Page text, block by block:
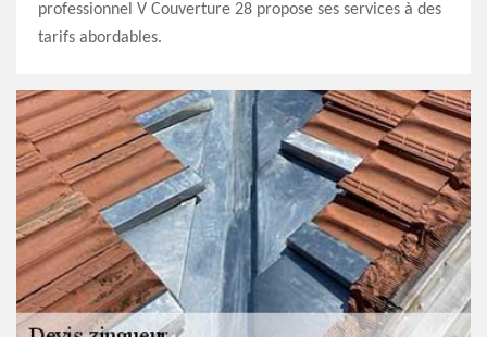
professionnel V Couverture 28 propose ses services à des
tarifs abordables.